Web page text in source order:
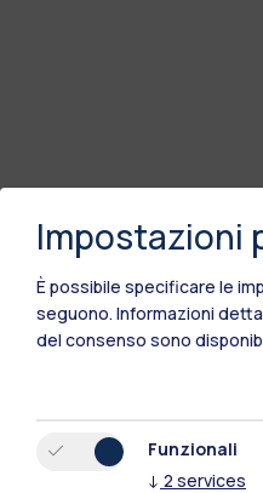
Impostazioni
È possibile specificare le
seguono. Informazioni
del consenso sono
Funzionali
↓ 2 services